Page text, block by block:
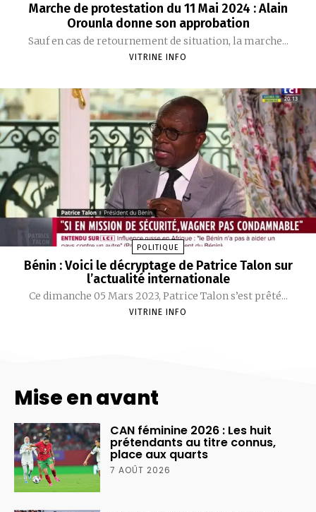
Marche de protestation du 11 Mai 2024 : Alain
Orounla donne son approbation
Sauf en cas de retournement de situation, la marche...
VITRINE INFO
POLITIQUE
Bénin : Voici le décryptage de Patrice Talon sur
l’actualité internationale
Ce dimanche 05 Mars 2023, Patrice Talon s’est prêté...
VITRINE INFO
Mise en avant
CAN féminine 2026 : Les huit
prétendants au titre connus,
place aux quarts
7 AOÛT 2026